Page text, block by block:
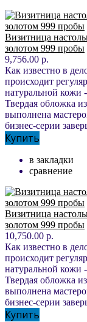
Визитница
золотом 999 пробы
9,756.00 р.
Как известно в
происходит
натуральной кожи
Твердая обложка
выполнена
бизнес-серии
Купить
в закладки
сравнение
Визитница
золотом 999 пробы
10,750.00 р.
Как известно в
происходит
натуральной кожи
Твердая обложка
выполнена
бизнес-серии
Купить